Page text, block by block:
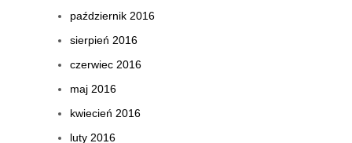
październik 2016
sierpień 2016
czerwiec 2016
maj 2016
kwiecień 2016
luty 2016